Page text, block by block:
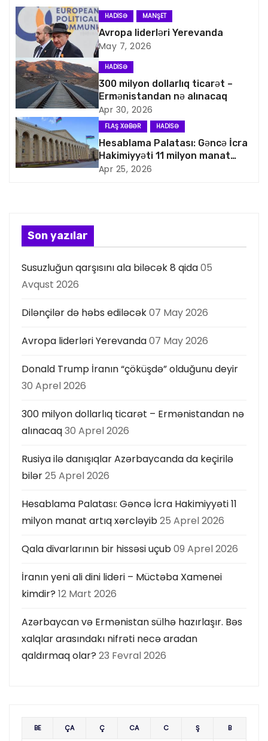
a
v
i
q
a
s
i
s
ı
HADISƏ MANŞET
Avropa liderləri Yerevanda
May 7, 2026
HADISƏ
300 milyon dollarlıq ticarət –
Ermənistandan nə alınacaq
Apr 30, 2026
FLAŞ XƏBƏR HADISƏ
Hesablama Palatası: Gəncə İcra
Hakimiyyəti 11 milyon manat
artıq xərcləyib
Apr 25, 2026
Son yazılar
Susuzluğun qarşısını ala biləcək 8 qida05
Avqust 2026
Dilənçilər də həbs ediləcək07 May 2026
Avropa liderləri Yerevanda07 May 2026
Donald Trump İranın “çöküşdə” olduğunu deyir
30 Aprel 2026
300 milyon dollarlıq ticarət – Ermənistandan nə
alınacaq30 Aprel 2026
Rusiya ilə danışıqlar Azərbaycanda da keçirilə
bilər25 Aprel 2026
Hesablama Palatası: Gəncə İcra Hakimiyyəti 11
milyon manat artıq xərcləyib25 Aprel 2026
Qala divarlarının bir hissəsi uçub09 Aprel 2026
İranın yeni ali dini lideri – Müctəba Xamenei
kimdir? 12 Mart 2026
Azərbaycan və Ermənistan sülhə hazırlaşır. Bəs
xalqlar arasındakı nifrəti necə aradan
qaldırmaq olar? 23 Fevral 2026
BE ÇA Ç CA C Ş B